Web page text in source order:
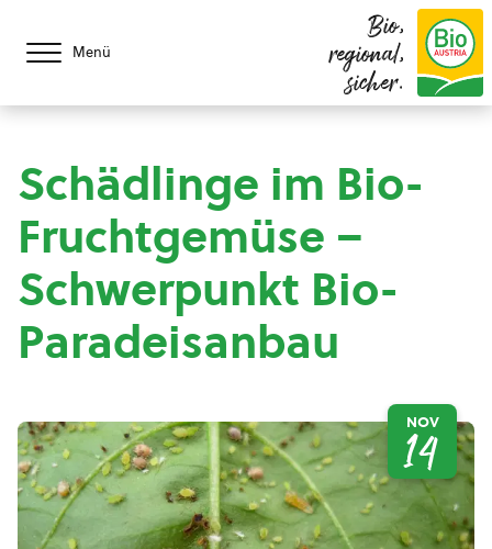
Menü
Bio,
regional,
sicher.
Schädlinge im Bio-
Fruchtgemüse –
Schwerpunkt Bio-
Paradeisanbau
NOV
14